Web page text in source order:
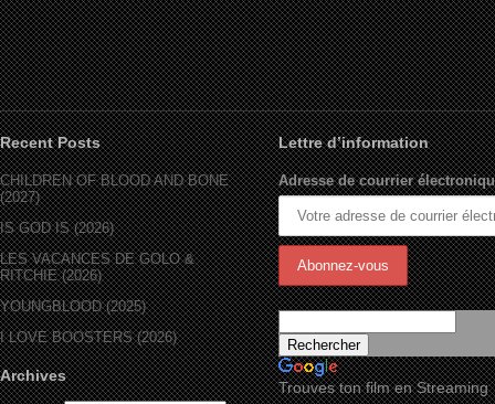
Recent Posts
CHILDREN OF BLOOD AND BONE
(2027)
IS GOD IS (2026)
LES VACANCES DE GOLO &
RITCHIE (2026)
YOUNGBLOOD (2025)
I LOVE BOOSTERS (2026)
Archives
Lettre d’information
Adresse de courrier
Trouves ton film en Streaming